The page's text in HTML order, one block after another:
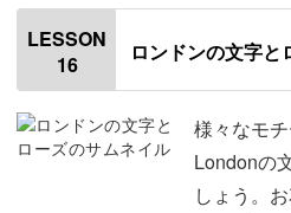
はじめに
ズボンと拳銃の刺繍をする
靴の刺繍をする
帽子の刺繍をする
LESSON
16
ロンドンの文字と
様々なモチ
Londonの
しょう。